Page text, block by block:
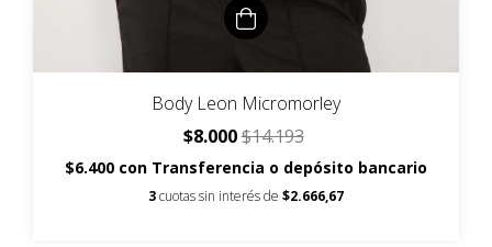
Body Leon Micromorley
$8.000$14.193
$6.400 con Transferencia o depósito bancario
3cuotas sin interés de $2.666,67